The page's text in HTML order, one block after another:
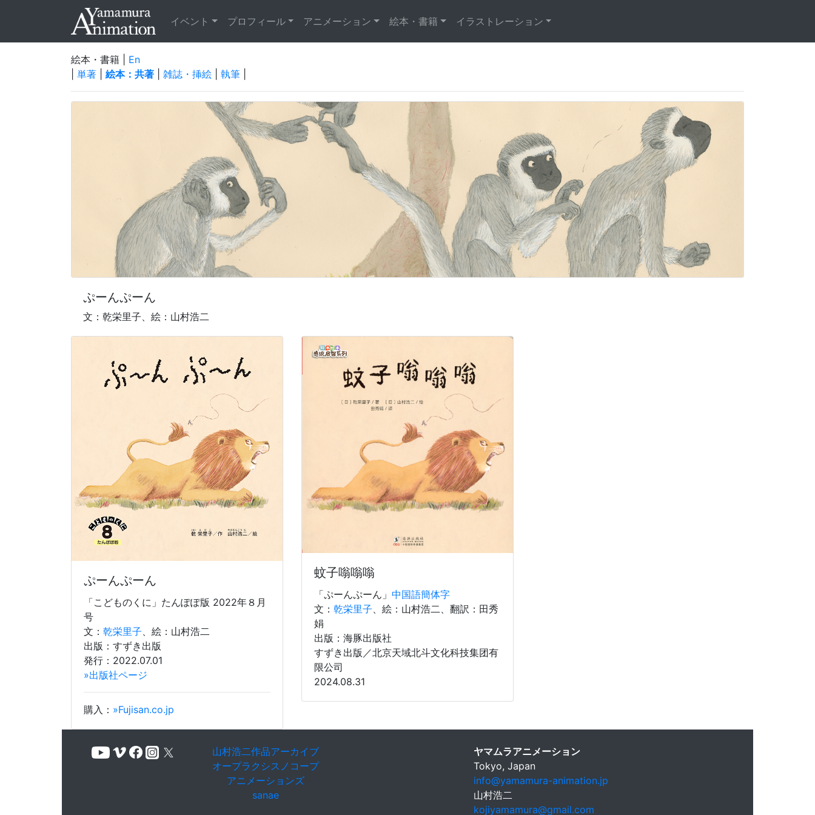
イベント プロフィール アニメーション 絵本・書籍 イラストレーション
絵本・書籍 | En
単著 絵本：共著 雑誌・挿絵 執筆
ぷーんぷーん
文：乾栄里子、絵：山村浩二
ぷーんぷーん
「こどものくに」たんぽぽ版 2022年８月
号
文： 乾栄里子、絵：山村浩二
出版：すずき出版
発行：2022.07.01
»出版社ページ
購入： »Fujisan.co.jp
蚊子嗡嗡嗡
「ぷーんぷーん」 中国語簡体字
文： 乾栄里子 、絵：山村浩二、翻訳：田秀
娟
出版：海豚出版社
すずき出版／北京天域北斗文化科技集团有
限公司
2024.08.31
山村浩二作品アーカイブ
オープラクシスノコープ
アニメーションズ
sanae
ヤマムラアニメーション
Tokyo, Japan
info@yamamura-animation.jp
山村浩二
kojiyamamura@gmail.com